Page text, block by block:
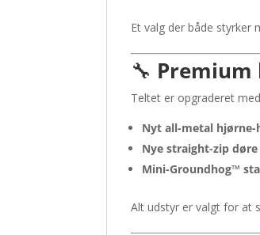
Et valg der både styrker
🔧 Premium
Teltet er opgraderet
Nyt all-metal hjørne-
Nye straight-zip døre
Mini-Groundhog™
Alt udstyr er valgt for at